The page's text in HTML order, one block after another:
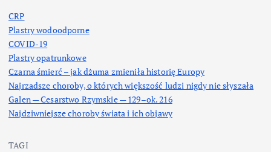
CRP
Plastry wodoodporne
COVID-19
Plastry opatrunkowe
Czarna śmierć – jak dżuma zmieniła historię Europy
Najrzadsze choroby, o których większość ludzi nigdy nie słyszała
Galen — Cesarstwo Rzymskie — 129–ok. 216
Najdziwniejsze choroby świata i ich objawy
TAGI